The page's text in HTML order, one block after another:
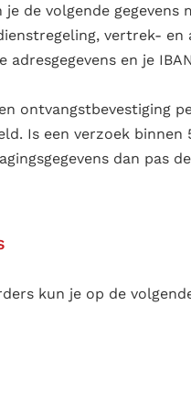
de volgende gegevens
vertrek- en
en je IBAN
ontvangstbevestiging
Is een verzoek binnen
dan pas
kun je op de volgende